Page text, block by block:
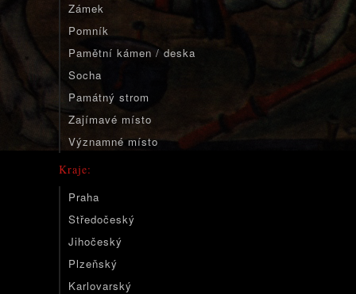
Zámek
Pomník
Pamětní kámen / deska
Socha
Památný strom
Zajímavé místo
Významné místo
Kraje:
Praha
Středočeský
Jihočeský
Plzeňský
Karlovarský